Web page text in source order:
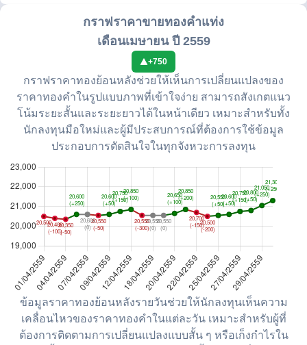
กราฟราคาขายทองคำแท่ง
เดือนเมษายน ปี 2559
+750
กราฟราคาทองย้อนหลังช่วยให้เห็นการเปลี่ยนแปลงของ
ราคาทองคำในรูปแบบภาพที่เข้าใจง่าย สามารถสังเกตแนว
โน้มระยะสั้นและระยะยาวได้ในหน้าเดียว เหมาะสำหรับทั้ง
นักลงทุนมือใหม่และผู้มีประสบการณ์ที่ต้องการใช้ข้อมูล
ประกอบการตัดสินใจในทุกจังหวะการลงทุน
ข้อมูลราคาทองย้อนหลังรายวันช่วยให้นักลงทุนเห็นความ
เคลื่อนไหวของราคาทองคำในแต่ละวัน เหมาะสำหรับผู้ที่
ต้องการติดตามการเปลี่ยนแปลงแบบสั้น ๆ หรือเก็งกำไรใน